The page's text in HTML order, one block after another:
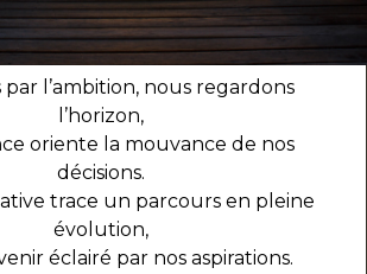
par l’ambition, nous regardons
l’horizon,
oriente la mouvance de nos
décisions.
trace un parcours en pleine
évolution,
éclairé par nos aspirations.